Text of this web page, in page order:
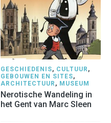
GESCHIEDENIS, CULTUUR ,
GEBOUWEN EN SITES,
ARCHITECTUUR , MUSEUM
Nerotische Wandeling in
het Gent van Marc Sleen